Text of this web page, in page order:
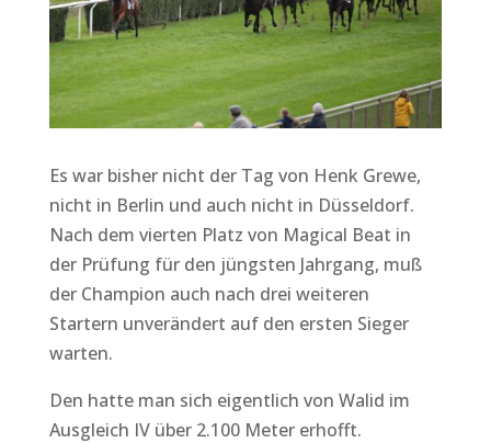
Es war bisher nicht der Tag von Henk Grewe,
nicht in Berlin und auch nicht in Düsseldorf.
Nach dem vierten Platz von Magical Beat in
der Prüfung für den jüngsten Jahrgang, muß
der Champion auch nach drei weiteren
Startern unverändert auf den ersten Sieger
warten.
Den hatte man sich eigentlich von Walid im
Ausgleich IV über 2.100 Meter erhofft.